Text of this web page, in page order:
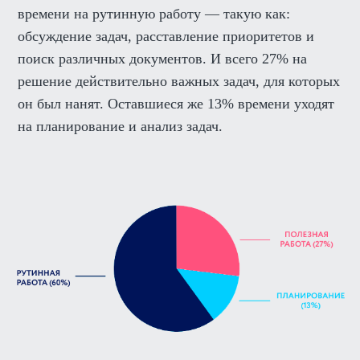
времени на рутинную работу — такую как:
обсуждение задач, расставление приоритетов и
поиск различных документов. И всего 27% на
решение действительно важных задач, для которых
он был нанят. Оставшиеся же 13% времени уходят
на планирование и анализ задач.